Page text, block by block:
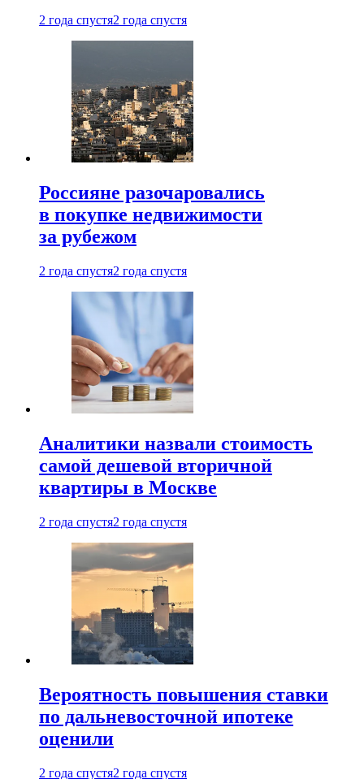
2 года спустя2 года спустя
Россияне разочаровались
в покупке недвижимости
за рубежом
2 года спустя2 года спустя
Аналитики назвали стоимость
самой дешевой вторичной
квартиры в Москве
2 года спустя2 года спустя
Вероятность повышения ставки
по дальневосточной ипотеке
оценили
2 года спустя2 года спустя